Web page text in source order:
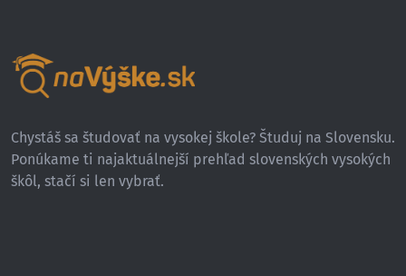
Chystáš sa študovať na vysokej škole? Študuj na Slovensku.
Ponúkame ti najaktuálnejší prehľad slovenských vysokých
škôl, stačí si len vybrať.